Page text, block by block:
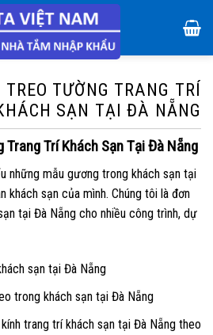
TREO TƯỜNG TRANG TRÍ
SẠN TẠI ĐÀ NẴNG
Trí Khách Sạn Tại Đà Nẵng
những mẫu gương trong khách sạn tại
khách sạn của mình. Chúng tôi là đơn
tại Đà Nẵng cho nhiều công trình, dự
sạn tại Đà Nẵng
trong khách sạn tại Đà Nẵng
trang trí khách sạn tại Đà Nẵng theo